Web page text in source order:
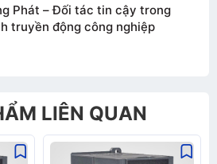
Phát – Đối tác tin cậy trong
truyền động công nghiệp
LIÊN QUAN